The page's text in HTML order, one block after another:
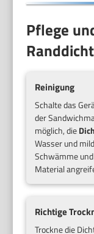
Pflege
Reinigung
Schalte das
der
möglich, die
Wasser und
Schwämme
Material
Richtige
Trockne die